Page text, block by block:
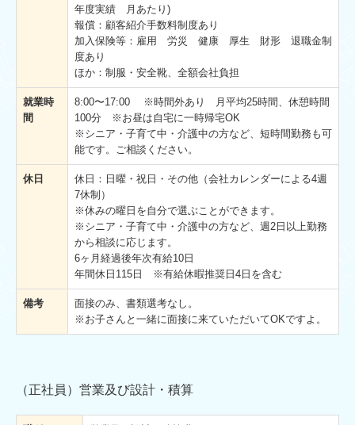
年度実績 ⽉あたり)
報償：顧客紹介手数料制度あり
加⼊保険等：雇用 労災 健康 厚⽣ 財形 退職⾦制
度あり
ほか：制服・安全靴、全額会社負担
就業時
間
8:00〜17:00 ※時間外あり ⽉平均25時間、休憩時間
100分 ※お昼は自宅に一時帰宅OK
※シニア・子育て中・介護中の方など、短時間勤務も可
能です。ご相談ください。
休日
休日：日曜・祝日・その他（会社カレンダーによる4週
7休制）
※休みの曜日を自分で選ぶことができます。
※シニア・子育て中・介護中の方など、週2日以上勤務
から相談に応じます。
6ヶ⽉経過後年次有給10日
年間休日 115日 ※有給休暇推奨日4日を含む
備考
面接のみ、書類選考なし。
※お子さんと一緒に面接に来ていただいてOKですよ。
（正社員）営業及び設計・積算